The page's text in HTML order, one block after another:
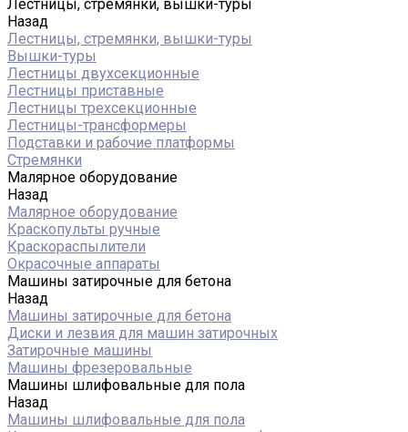
Лестницы, стремянки, вышки-туры
Назад
Лестницы, стремянки, вышки-туры
Вышки-туры
Лестницы двухсекционные
Лестницы приставные
Лестницы трехсекционные
Лестницы-трансформеры
Подставки и рабочие платформы
Стремянки
Малярное оборудование
Назад
Малярное оборудование
Краскопульты ручные
Краскораспылители
Окрасочные аппараты
Машины затирочные для бетона
Назад
Машины затирочные для бетона
Диски и лезвия для машин затирочных
Затирочные машины
Машины фрезеровальные
Машины шлифовальные для пола
Назад
Машины шлифовальные для пола